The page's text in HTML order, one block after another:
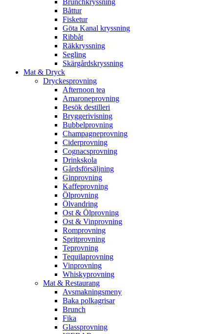
Brunchkryssning
Båttur
Fisketur
Göta Kanal kryssning
Ribbåt
Räkkryssning
Segling
Skärgårdskryssning
Mat & Dryck
Dryckesprovning
Afternoon tea
Amaroneprovning
Besök destilleri
Bryggerivisning
Bubbelprovning
Champagneprovning
Ciderprovning
Cognacsprovning
Drinkskola
Gårdsförsäljning
Ginprovning
Kaffeprovning
Ölprovning
Ölvandring
Ost & Ölprovning
Ost & Vinprovning
Romprovning
Spritprovning
Teprovning
Tequilaprovning
Vinprovning
Whiskyprovning
Mat & Restaurang
Avsmakningsmeny
Baka polkagrisar
Brunch
Fika
Glassprovning